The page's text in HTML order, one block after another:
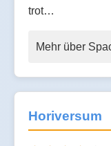
trot…
Mehr über
Horiversum